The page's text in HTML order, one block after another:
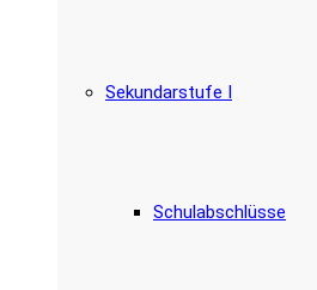
Sekundarstufe I
Schulabschlüsse